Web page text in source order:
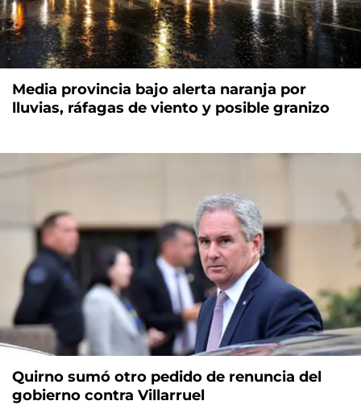
Media provincia bajo alerta naranja por
lluvias, ráfagas de viento y posible granizo
Quirno sumó otro pedido de renuncia del
gobierno contra Villarruel